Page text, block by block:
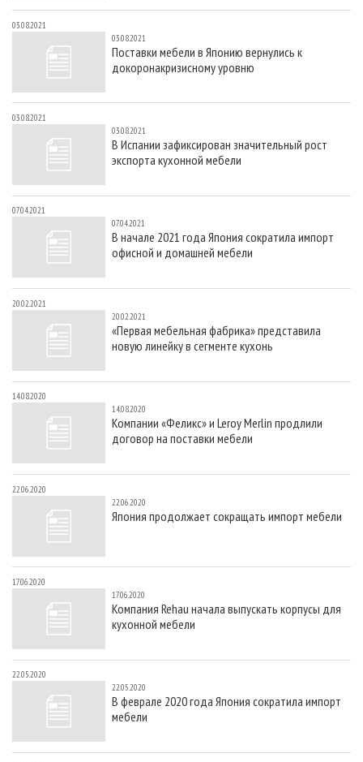
03.08.2021
03.08.2021
Поставки мебели в Японию вернулись к
докоронакризисному уровню
03.08.2021
03.08.2021
В Испании зафиксирован значительный рост
экспорта кухонной мебели
07.04.2021
07.04.2021
В начале 2021 года Япония сократила импорт
офисной и домашней мебели
20.02.2021
20.02.2021
«Первая мебельная фабрика» представила
новую линейку в сегменте кухонь
14.08.2020
14.08.2020
Компании «Феликс» и Leroy Merlin продлили
договор на поставки мебели
22.06.2020
22.06.2020
Япония продолжает сокращать импорт мебели
17.06.2020
17.06.2020
Компания Rehau начала выпускать корпусы для
кухонной мебели
22.05.2020
22.05.2020
В феврале 2020 года Япония сократила импорт
мебели